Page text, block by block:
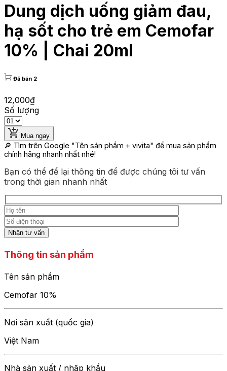
Dung dịch uống giảm đau,
hạ sốt cho trẻ em Cemofar
10% | Chai 20ml
Đã bán 2
12,000₫
Số lượng
Mua ngay
🔎 Tìm trên Google "Tên sản phẩm + vivita" để mua sản phẩm
chính hãng nhanh nhất nhé!
Bạn có thể để lại thông tin để được chúng tôi tư vấn
trong thời gian nhanh nhất
Thông tin sản phẩm
Tên sản phẩm
Cemofar 10%
Nơi sản xuất (quốc gia)
Việt Nam
Nhà sản xuất / nhập khẩu